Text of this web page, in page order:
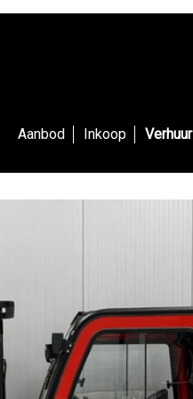
Aanbod Inkoop Verhuur